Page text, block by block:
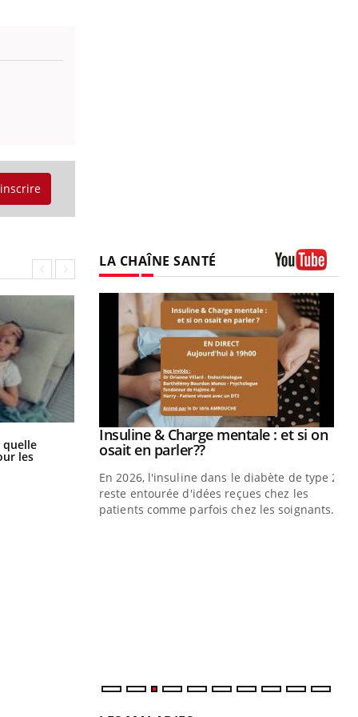
quelle
les
Syndrome métabolique : quels sont
les meilleurs exercices physiques ?
LA CHAÎNE SANTÉ
pour
mental ou
de la
ce qui la rend
Youtube
Insuline & Charge mentale : et si on
osait en parler??Youtube
En 2026, l'insuline dans le diabète de type 2
reste entourée d'idées reçues chez les
patients comme parfois chez les soignants.